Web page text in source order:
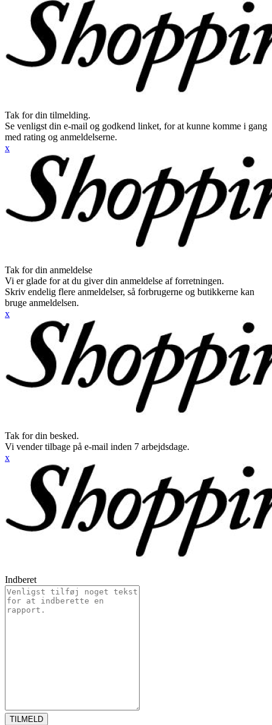
Tak for din tilmelding.
Se venligst din e-mail og godkend linket, for at kunne komme i gang
med rating og anmeldelserne.
x
Tak for din anmeldelse
Vi er glade for at du giver din anmeldelse af forretningen.
Skriv endelig flere anmeldelser, så forbrugerne og butikkerne kan
bruge anmeldelsen.
x
Tak for din besked.
Vi vender tilbage på e-mail inden 7 arbejdsdage.
x
Indberet
TILMELD